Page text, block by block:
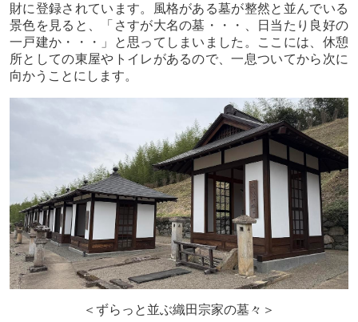
財に登録されています。風格がある墓が整然と並んでいる
景色を見ると、「さすが大名の墓・・・、日当たり良好の
一戸建か・・・」と思ってしまいました。ここには、休憩
所としての東屋やトイレがあるので、一息ついてから次に
向かうことにします。
＜ずらっと並ぶ織田宗家の墓々＞